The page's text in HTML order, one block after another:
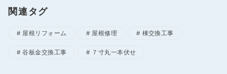
関連タグ
屋根リフォーム 屋根修理 棟交換工事
谷板金交換工事 ７寸丸一本伏せ